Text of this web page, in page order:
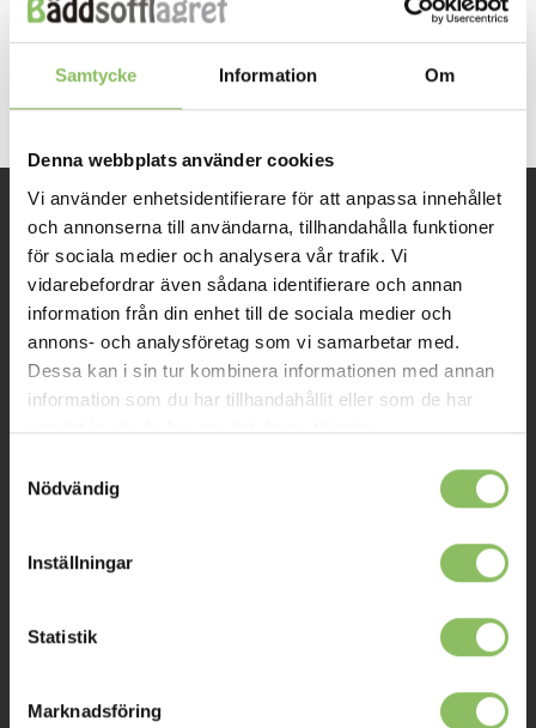
Samtycke Information Om
Denna webbplats använder cookies
Vi använder enhetsidentifierare för att anpassa innehållet
och annonserna till användarna, tillhandahålla funktioner
för sociala medier och analysera vår trafik. Vi
vidarebefordrar även sådana identifierare och annan
information från din enhet till de sociala medier och
annons- och analysföretag som vi samarbetar med.
Dessa kan i sin tur kombinera informationen med annan
information som du har tillhandahållit eller som de har
samlat in när du har använt deras tjänster.
Nödvändig
Inställningar
Statistik
Marknadsföring
Both comments and trackbacks are currently closed.
←Previous
Next→
INFORMATION
Om oss
Kontakt
Mitt konto
Leverans
Reklamation